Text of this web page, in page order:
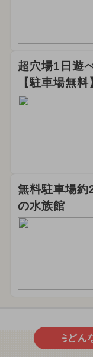
超穴場1日遊
【駐車場無料
無料駐車場約
の水族館
どん